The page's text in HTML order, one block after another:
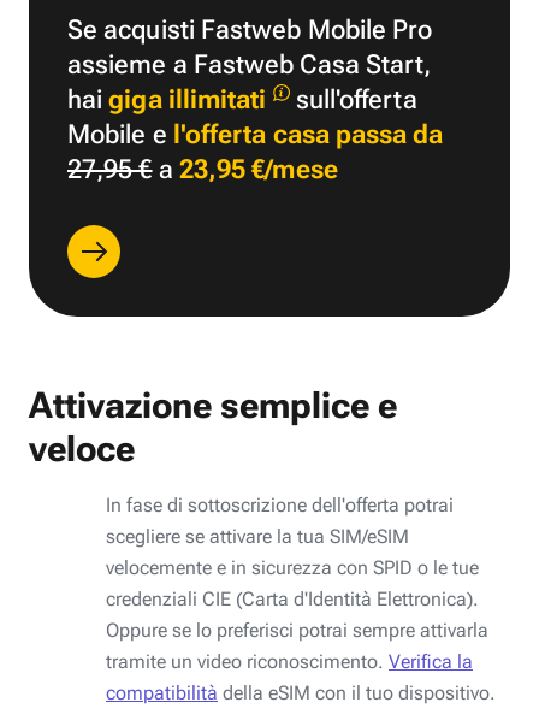
Se acquisti Fastweb Mobile Pro
assieme a Fastweb Casa Start,
haigiga illimitati
sull'offerta
Mobile e l'offerta casa passa da
27,95 €a 23,95 €/mese
Attivazione semplice e
veloce
In fase di sottoscrizione dell'offerta potrai
scegliere se attivare la tua SIM/eSIM
velocemente e in sicurezza con SPID o le tue
credenziali CIE (Carta d'Identità Elettronica).
Oppure se lo preferisci potrai sempre attivarla
tramite un video riconoscimento. Verifica la
compatibilità della eSIM con il tuo dispositivo.